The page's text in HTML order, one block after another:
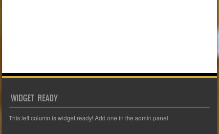
WIDGET READY
This left column is widget ready! Add one in the admin panel.